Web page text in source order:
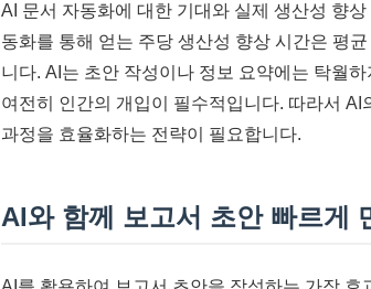
AI 문서 자동화에 대한 기대와 실제 생산성 향
동화를 통해 얻는 주당 생산성 향상 시간은 평
니다. AI는 초안 작성이나 정보 요약에는 탁월
여전히 인간의 개입이 필수적입니다. 따라서
과정을 효율화하는 전략이 필요합니다.
AI와 함께 보고서 초안 빠르게